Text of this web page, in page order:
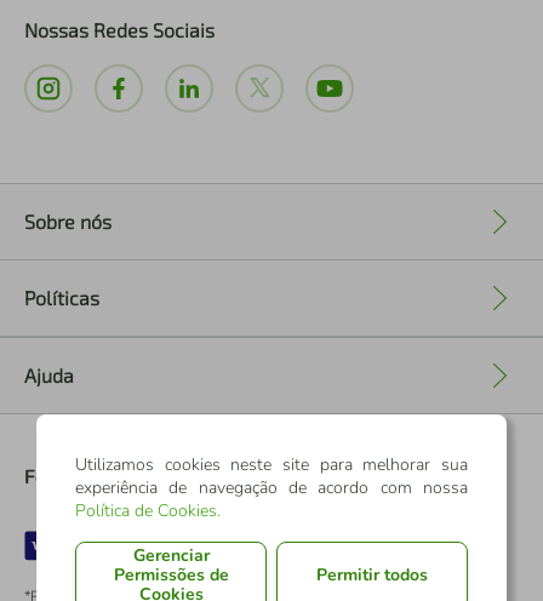
Nossas Redes Sociais
Sobre nós
Políticas
Ajuda
Formas de Pagamento
*Pontos dos Cartões Sicredi
Utilizamos cookies neste site para melhorar sua
experiência de navegação de acordo com nossa
Política de Cookies.
Gerenciar
Permissões de
Cookies
Permitir todos